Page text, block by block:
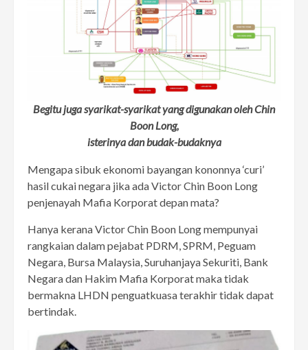
Begitu juga syarikat-syarikat yang digunakan oleh Chin
Boon Long,
isterinya dan budak-budaknya
Mengapa sibuk ekonomi bayangan kononnya ‘curi’
hasil cukai negara jika ada Victor Chin Boon Long
penjenayah Mafia Korporat depan mata?
Hanya kerana Victor Chin Boon Long mempunyai
rangkaian dalam pejabat PDRM, SPRM, Peguam
Negara, Bursa Malaysia, Suruhanjaya Sekuriti, Bank
Negara dan Hakim Mafia Korporat maka tidak
bermakna LHDN penguatkuasa terakhir tidak dapat
bertindak.